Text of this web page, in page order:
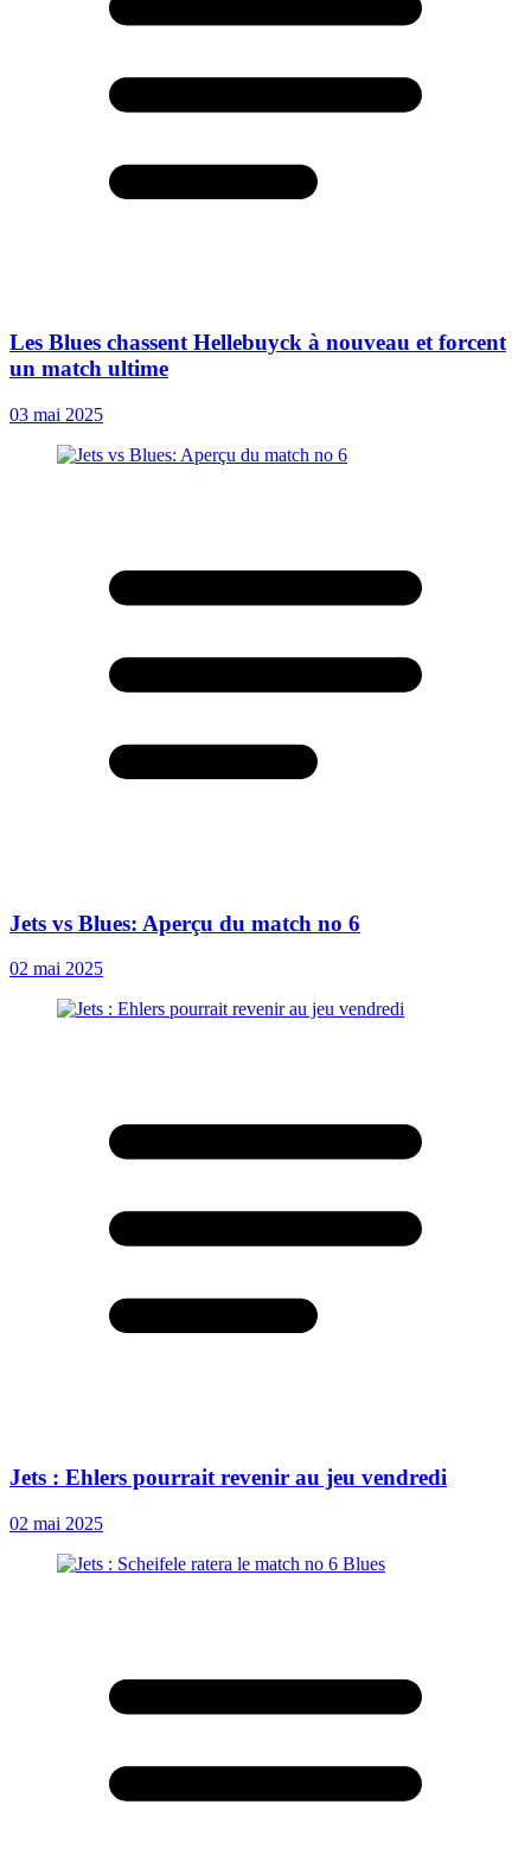
Les Blues chassent Hellebuyck à nouveau et forcent
un match ultime
03 mai 2025
Jets vs Blues: Aperçu du match no 6
02 mai 2025
Jets : Ehlers pourrait revenir au jeu vendredi
02 mai 2025